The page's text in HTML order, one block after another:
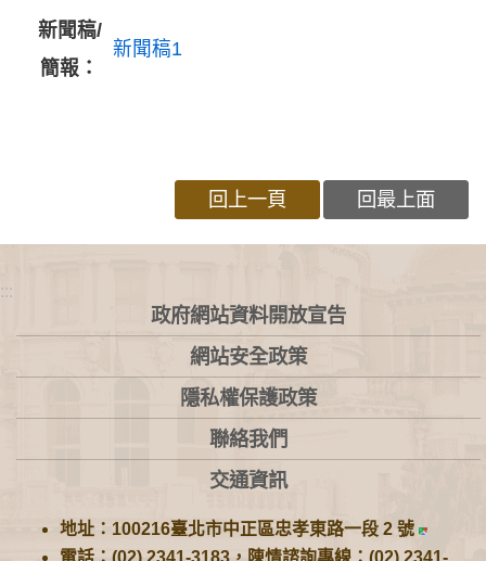
新聞稿/
簡報：
新聞稿1
回上一頁 回最上面
:::
政府網站資料開放宣告
網站安全政策
隱私權保護政策
聯絡我們
交通資訊
地址：100216臺北市中正區忠孝東路一段 2 號